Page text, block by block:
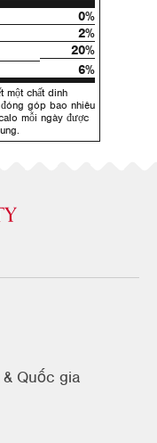
0%
2%
20%
6%
một chất dinh
góp bao nhiêu
mỗi ngày được
Quốc gia